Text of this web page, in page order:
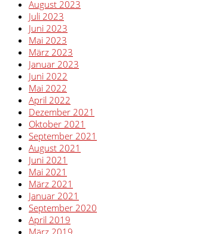
August 2023
Juli 2023
Juni 2023
Mai 2023
März 2023
Januar 2023
Juni 2022
Mai 2022
April 2022
Dezember 2021
Oktober 2021
September 2021
August 2021
Juni 2021
Mai 2021
März 2021
Januar 2021
September 2020
April 2019
März 2019